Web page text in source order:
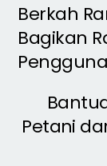
Berkah
Bagikan
Petani